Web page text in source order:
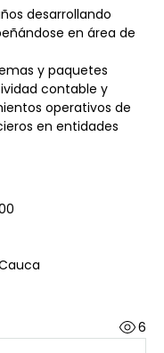
desarrollando
en área de
y paquetes
contable y
operativos de
en entidades
6